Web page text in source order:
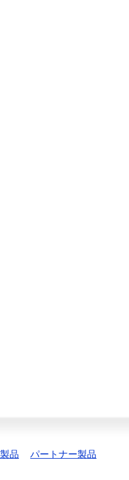
品 パートナー製品